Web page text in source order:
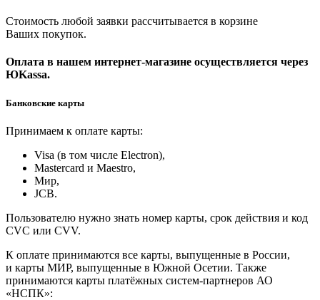
Стоимость любой заявки рассчитывается в корзине
Ваших покупок.
Оплата в нашем интернет-магазине осуществляется через
ЮKassa.
Банковские карты
Принимаем к оплате карты:
Visa (в том числе Electron),
Masterсard и Maestro,
Мир,
JCB.
Пользователю нужно знать номер карты, срок действия и код
CVC или CVV.
К оплате принимаются все карты, выпущенные в России,
и карты МИР, выпущенные в Южной Осетии. Также
принимаются карты платёжных систем-партнеров АО
«НСПК»: